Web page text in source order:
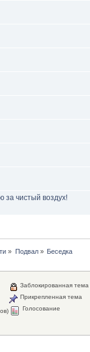
за чистый воздух!
» Подвал» Беседка
Заблокированная тема
Прикрепленная тема
Голосование